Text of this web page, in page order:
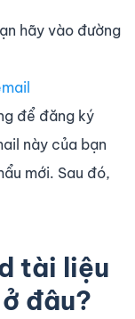
hãy vào đường
để đăng ký
này của bạn
mới. Sau đó,
tài liệu
đâu?